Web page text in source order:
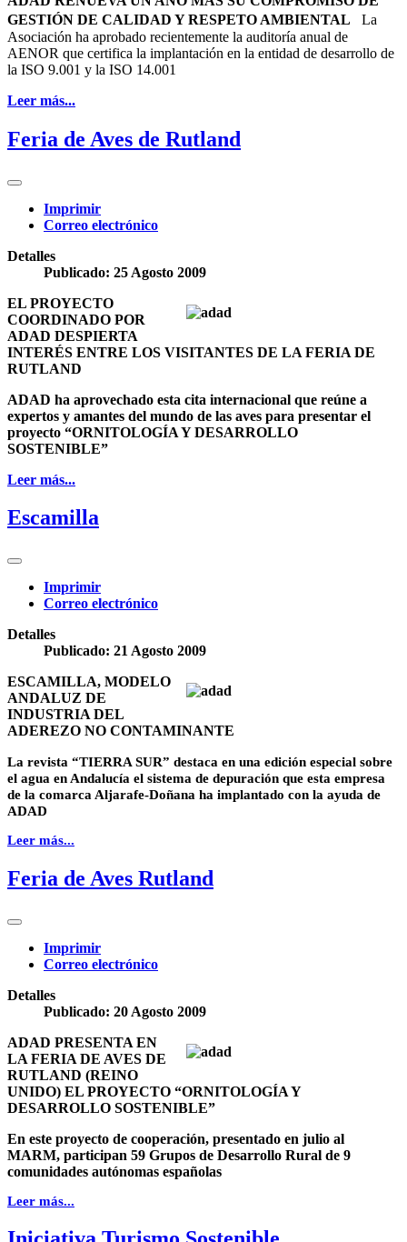
GESTIÓN DE CALIDAD Y RESPETO AMBIENTAL
La
Asociación ha aprobado recientemente la auditoría anual de
AENOR que certifica la implantación en la entidad de desarrollo de
la ISO 9.001 y la ISO 14.001
Leer más...
Feria de Aves de Rutland
Imprimir
Correo electrónico
Detalles
Publicado: 25 Agosto 2009
EL PROYECTO
COORDINADO POR
ADAD DESPIERTA
INTERÉS ENTRE LOS VISITANTES DE LA FERIA DE
RUTLAND
ADAD ha aprovechado esta cita internacional que reúne a
expertos y amantes del mundo de las aves para presentar el
proyecto “ORNITOLOGÍA Y DESARROLLO
SOSTENIBLE”
Leer más...
Escamilla
Imprimir
Correo electrónico
Detalles
Publicado: 21 Agosto 2009
ESCAMILLA, MODELO
ANDALUZ DE
INDUSTRIA DEL
ADEREZO NO CONTAMINANTE
La revista “TIERRA SUR” destaca en una edición especial sobre
el agua en Andalucía el sistema de depuración que esta empresa
de la comarca Aljarafe-Doñana ha implantado con la ayuda de
ADAD
Leer más...
Feria de Aves Rutland
Imprimir
Correo electrónico
Detalles
Publicado: 20 Agosto 2009
ADAD PRESENTA EN
LA FERIA DE AVES DE
RUTLAND (REINO
UNIDO) EL PROYECTO “ORNITOLOGÍA Y
DESARROLLO SOSTENIBLE”
En este proyecto de cooperación, presentado en julio al
MARM, participan 59 Grupos de Desarrollo Rural de 9
comunidades autónomas españolas
Leer más...